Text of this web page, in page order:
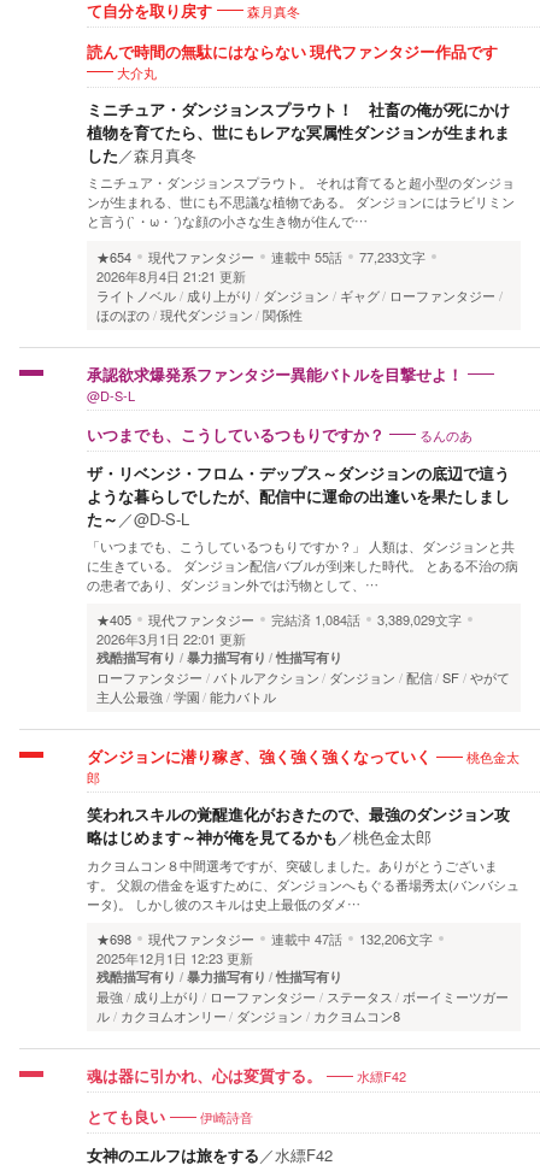
て自分を取り戻す 森月真冬
読んで時間の無駄にはならない 現代ファンタジー作品です
大介丸
ミニチュア・ダンジョンスプラウト！ 社畜の俺が死にかけ
植物を育てたら、世にもレアな冥属性ダンジョンが生まれま
した ／森月真冬
ミニチュア・ダンジョンスプラウト。 それは育てると超小型のダンジョ
ンが生まれる、世にも不思議な植物である。 ダンジョンにはラビリミン
と言う(`・ω・´)な顔の小さな生き物が住んで…
★654
現代ファンタジー 連載中 55話
77,233文字
2026年8月4日 21:21 更新
ライトノベル
成り上がり ダンジョン ギャグ
ローファンタジー
ほのぼの 現代ダンジョン 関係性
承認欲求爆発系ファンタジー異能バトルを目撃せよ！
@D-S-L
いつまでも、こうしているつもりですか？ るんのあ
ザ・リベンジ・フロム・デップス～ダンジョンの底辺で這う
ような暮らしでしたが、配信中に運命の出逢いを果たしまし
た～ ／@D-S-L
「いつまでも、こうしているつもりですか？」 人類は、ダンジョンと共
に生きている。 ダンジョン配信バブルが到来した時代。 とある不治の病
の患者であり、ダンジョン外では汚物として、…
★405
現代ファンタジー 完結済 1,084話
3,389,029文字
2026年3月1日 22:01 更新
残酷描写有り 暴力描写有り 性描写有り
ローファンタジー バトルアクション ダンジョン 配信 SF やがて
主人公最強 学園 能力バトル
ダンジョンに潜り稼ぎ、強く強く強くなっていく
桃色金太
郎
笑われスキルの覚醒進化がおきたので、最強のダンジョン攻
略はじめます～神が俺を見てるかも／桃色金太郎
カクヨムコン８中間選考ですが、突破しました。ありがとうございま
す。 父親の借金を返すために、ダンジョンへもぐる番場秀太(バンバシュ
ータ)。 しかし彼のスキルは史上最低のダメ…
★698
現代ファンタジー 連載中 47話
132,206文字
2025年12月1日 12:23 更新
残酷描写有り 暴力描写有り 性描写有り
最強 成り上がり ローファンタジー ステータス
ボーイミーツガー
ル
カクヨムオンリー ダンジョン カクヨムコン8
魂は器に引かれ、心は変質する。 水縹F42
とても良い 伊崎詩音
女神のエルフは旅をする／水縹F42